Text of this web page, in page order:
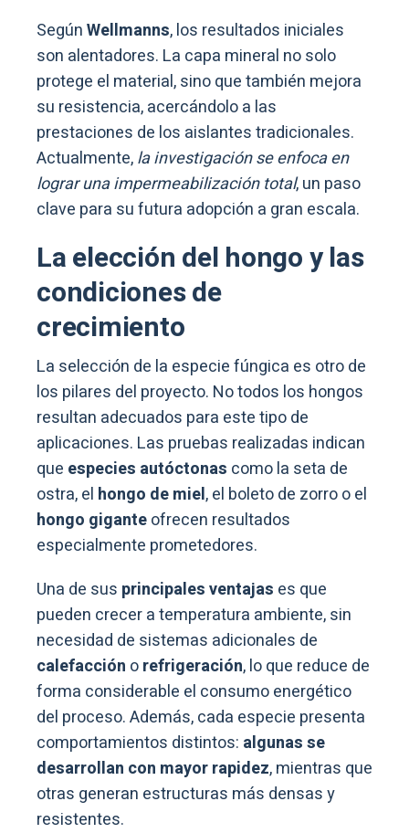
SegúnWellmanns, los resultados iniciales
son alentadores. La capa mineral no solo
protege el material, sino que también mejora
su resistencia, acercándolo a las
prestaciones de los aislantes tradicionales.
Actualmente,la investigación se enfoca en
lograr una impermeabilización total, un paso
clave para su futura adopción a gran escala.
La elección del hongo y las
condiciones de
crecimiento
La selección de la especie fúngica es otro de
los pilares del proyecto. No todos los hongos
resultan adecuados para este tipo de
aplicaciones. Las pruebas realizadas indican
que especies autóctonas como la seta de
ostra, el hongo de miel, el boleto de zorro o el
hongo giganteofrecen resultados
especialmente prometedores.
Una de sus principales ventajas es que
pueden crecer a temperatura ambiente, sin
necesidad de sistemas adicionales de
calefacción orefrigeración, lo que reduce de
forma considerable el consumo energético
del proceso. Además, cada especie presenta
comportamientos distintos: algunas se
desarrollan con mayor rapidez, mientras que
otras generan estructuras más densas y
resistentes.